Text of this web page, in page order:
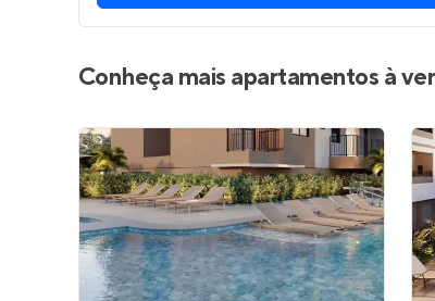
Conheça mais apartamentos à